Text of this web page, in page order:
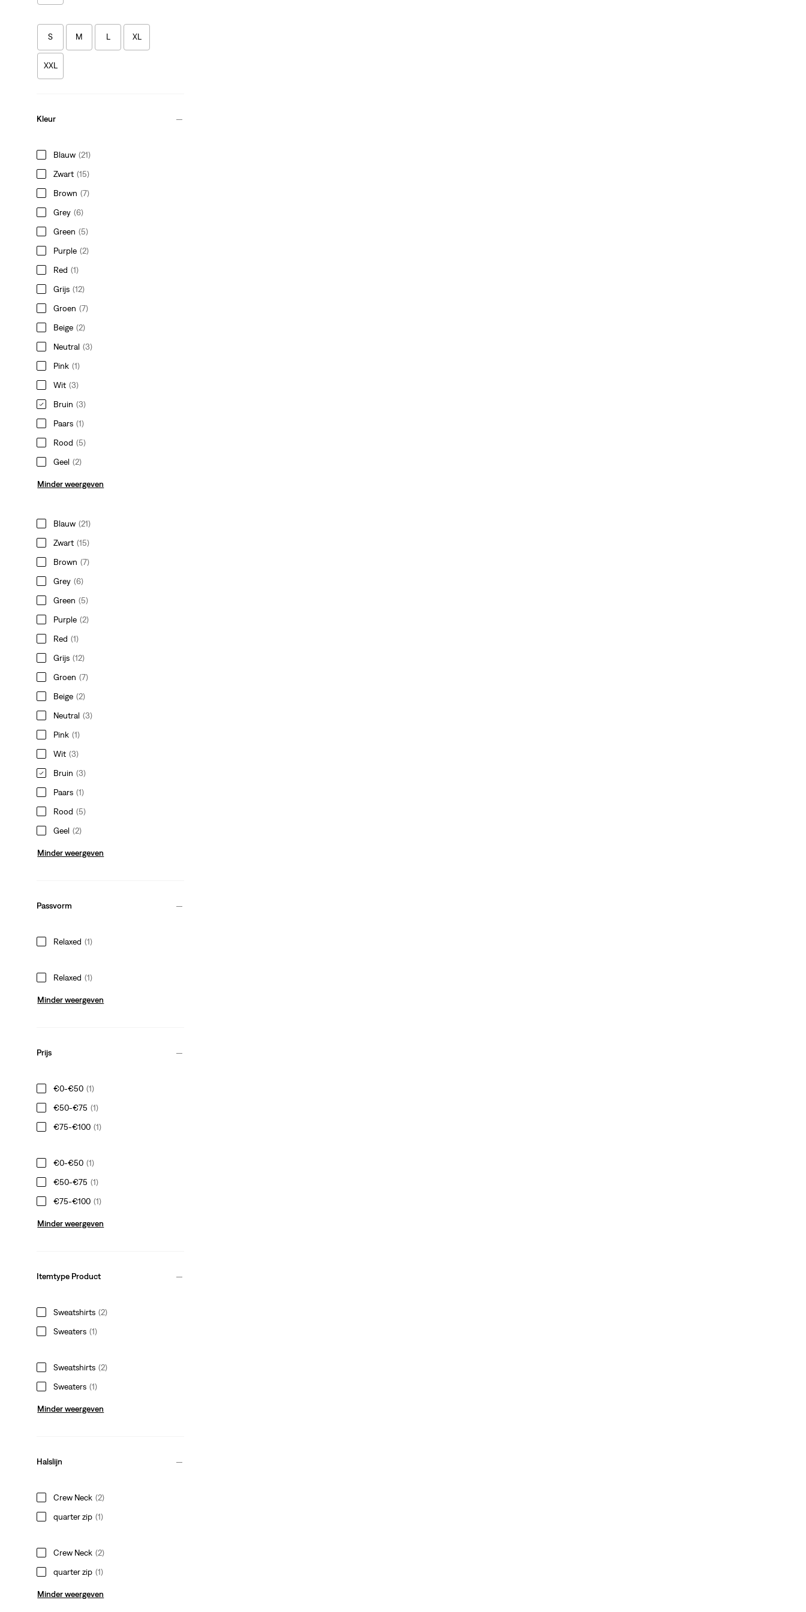
S M L XL
XXL
Kleur
Blauw (21)
Zwart (15)
Brown (7)
Grey (6)
Green (5)
Purple (2)
Red (1)
Grijs (12)
Groen (7)
Beige (2)
Neutral (3)
Pink (1)
Wit (3)
Bruin (3)
Paars (1)
Rood (5)
Geel (2)
Minder weergeven
Blauw (21)
Zwart (15)
Brown (7)
Grey (6)
Green (5)
Purple (2)
Red (1)
Grijs (12)
Groen (7)
Beige (2)
Neutral (3)
Pink (1)
Wit (3)
Bruin (3)
Paars (1)
Rood (5)
Geel (2)
Minder weergeven
Passvorm
Relaxed (1)
Relaxed (1)
Minder weergeven
Prijs
€0-€50 (1)
€50-€75 (1)
€75-€100 (1)
€0-€50 (1)
€50-€75 (1)
€75-€100 (1)
Minder weergeven
Itemtype Product
Sweatshirts (2)
Sweaters (1)
Sweatshirts (2)
Sweaters (1)
Minder weergeven
Halslijn
Crew Neck (2)
quarter zip (1)
Crew Neck (2)
quarter zip (1)
Minder weergeven